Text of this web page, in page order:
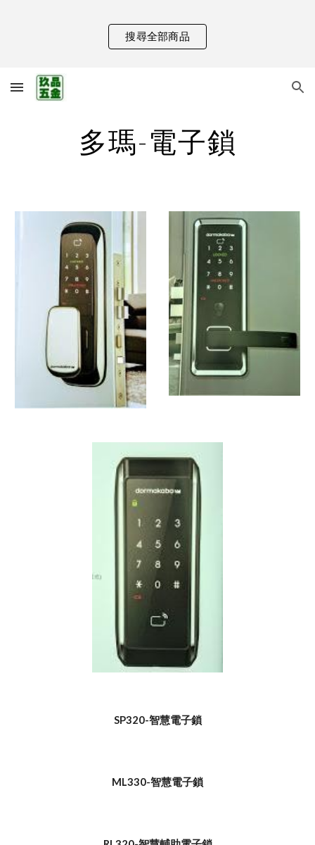
Skip to main content
搜尋全部商品
多瑪-電子鎖
SP320-智慧電子鎖
ML330-智慧電子鎖